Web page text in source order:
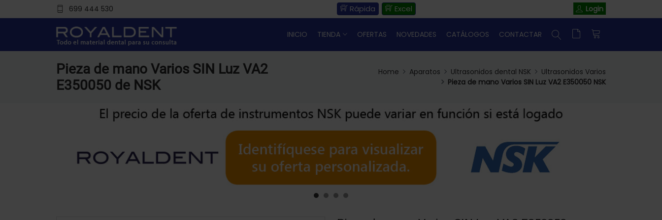
699 444 530 Rápida Excel Login
INICIO TIENDA OFERTAS NOVEDADES CATÁLOGOS CONTACTAR
Pieza de mano Varios SIN Luz VA2
E350050 de NSK
Home Aparatos Ultrasonidos dental NSK
Ultrasonidos Varios
Pieza de mano Varios SIN Luz VA2 E350050 NSK